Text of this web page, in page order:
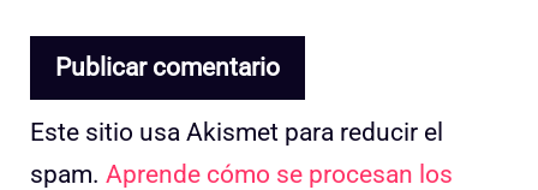
Este sitio usa Akismet para reducir el
spam. Aprende cómo se procesan los